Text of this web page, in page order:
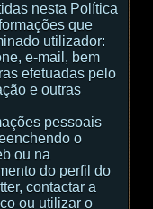
nesta Política
que
utilizador:
e-mail, bem
efetuadas pelo
e outras
pessoais
o
ou na
do perfil do
contactar a
ou utilizar o